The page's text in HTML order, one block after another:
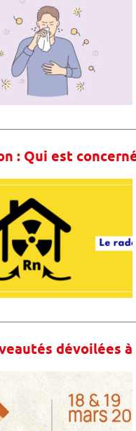
: Qui est
dévoilées à